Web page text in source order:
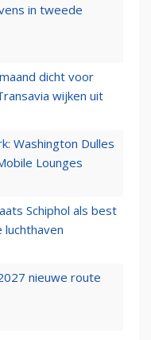
in tweede
dicht voor
wijken uit
Washington Dulles
Lounges
Schiphol als best
nieuwe route